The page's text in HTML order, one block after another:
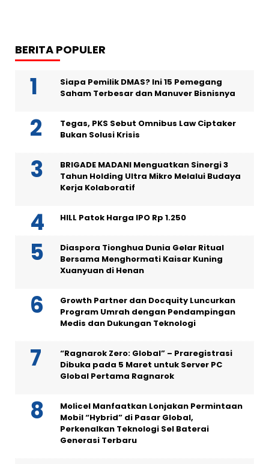
BERITA POPULER
Siapa Pemilik DMAS? Ini 15 Pemegang
Saham Terbesar dan Manuver Bisnisnya
Tegas, PKS Sebut Omnibus Law Ciptaker
Bukan Solusi Krisis
BRIGADE MADANI Menguatkan Sinergi 3
Tahun Holding Ultra Mikro Melalui Budaya
Kerja Kolaboratif
HILL Patok Harga IPO Rp 1.250
Diaspora Tionghua Dunia Gelar Ritual
Bersama Menghormati Kaisar Kuning
Xuanyuan di Henan
Growth Partner dan Docquity Luncurkan
Program Umrah dengan Pendampingan
Medis dan Dukungan Teknologi
“Ragnarok Zero: Global” – Praregistrasi
Dibuka pada 5 Maret untuk Server PC
Global Pertama Ragnarok
Molicel Manfaatkan Lonjakan Permintaan
Mobil “Hybrid” di Pasar Global,
Perkenalkan Teknologi Sel Baterai
Generasi Terbaru